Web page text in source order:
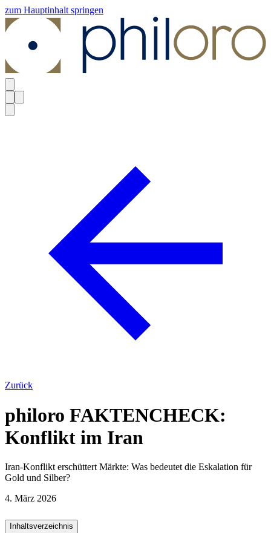
zum Hauptinhalt springen
Zurück
philoro FAKTENCHECK:
Konflikt im Iran
Iran-Konflikt erschüttert Märkte: Was bedeutet die Eskalation für
Gold und Silber?
4. März 2026
Inhaltsverzeichnis